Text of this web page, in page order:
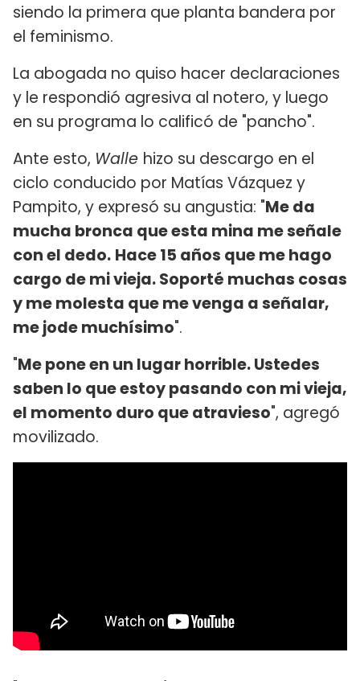
siendo la primera que planta bandera por
el feminismo.
La abogada no quiso hacer declaraciones
y le respondió agresiva al notero, y luego
en su programa lo calificó de "pancho".
Ante esto, Walle hizo su descargo en el
ciclo conducido por Matías Vázquez y
Pampito, y expresó su angustia: "Me da
mucha bronca que esta mina me señale
con el dedo. Hace 15 años que me hago
cargo de mi vieja. Soporté muchas cosas
y me molesta que me venga a señalar,
me jode muchísimo".
"Me pone en un lugar horrible. Ustedes
saben lo que estoy pasando con mi vieja,
el momento duro que atravieso", agregó
movilizado.